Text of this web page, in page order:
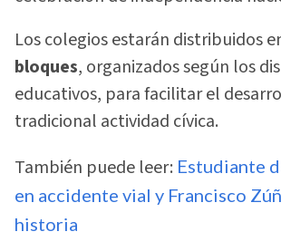
Los colegios estarán distribuidos
bloques, organizados según los
educativos, para facilitar el
tradicional actividad cívica.
También puede leer: Estudiante
en accidente vial y Francisco
historia